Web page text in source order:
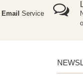
Email Service